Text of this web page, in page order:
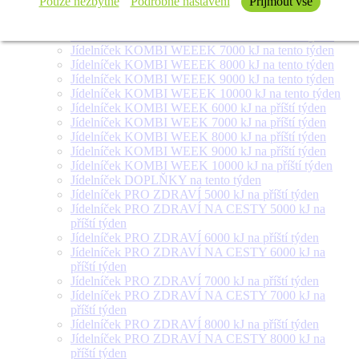
týden
Jídelníček KOMBI WEEEK 7000 kJ na tento týden
Jídelníček KOMBI WEEEK 8000 kJ na tento týden
Jídelníček KOMBI WEEEK 9000 kJ na tento týden
Jídelníček KOMBI WEEEK 10000 kJ na tento týden
Jídelníček KOMBI WEEK 6000 kJ na příští týden
Jídelníček KOMBI WEEK 7000 kJ na příští týden
Jídelníček KOMBI WEEK 8000 kJ na příští týden
Jídelníček KOMBI WEEK 9000 kJ na příští týden
Jídelníček KOMBI WEEK 10000 kJ na příští týden
Jídelníček DOPLŇKY na tento týden
Jídelníček PRO ZDRAVÍ 5000 kJ na příští týden
Jídelníček PRO ZDRAVÍ NA CESTY 5000 kJ na
příští týden
Jídelníček PRO ZDRAVÍ 6000 kJ na příští týden
Jídelníček PRO ZDRAVÍ NA CESTY 6000 kJ na
příští týden
Jídelníček PRO ZDRAVÍ 7000 kJ na příští týden
Jídelníček PRO ZDRAVÍ NA CESTY 7000 kJ na
příští týden
Jídelníček PRO ZDRAVÍ 8000 kJ na příští týden
Jídelníček PRO ZDRAVÍ NA CESTY 8000 kJ na
příští týden